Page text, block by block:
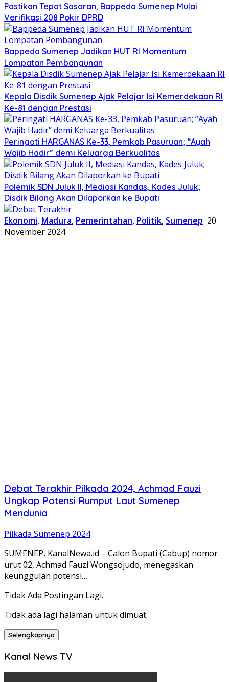
Pastikan Tepat Sasaran, Bappeda Sumenep Mulai
Verifikasi 208 Pokir DPRD
Bappeda Sumenep Jadikan HUT RI Momentum
Lompatan Pembangunan
Kepala Disdik Sumenep Ajak Pelajar Isi Kemerdekaan RI
Ke-81 dengan Prestasi
Peringati HARGANAS Ke-33, Pemkab Pasuruan; “Ayah
Wajib Hadir” demi Keluarga Berkualitas
Polemik SDN Juluk II, Mediasi Kandas, Kades Juluk;
Disdik Bilang Akan Dilaporkan ke Bupati
Ekonomi, Madura, Pemerintahan, Politik, Sumenep 20
November 2024
Debat Terakhir Pilkada 2024, Achmad Fauzi
Ungkap Potensi Rumput Laut Sumenep
Mendunia
Pilkada Sumenep 2024
SUMENEP, KanalNewa.id – Calon Bupati (Cabup) nomor
urut 02, Achmad Fauzi Wongsojudo, menegaskan
keunggulan potensi…
Tidak Ada Postingan Lagi.
Tidak ada lagi halaman untuk dimuat.
Selengkapnya
Kanal News TV